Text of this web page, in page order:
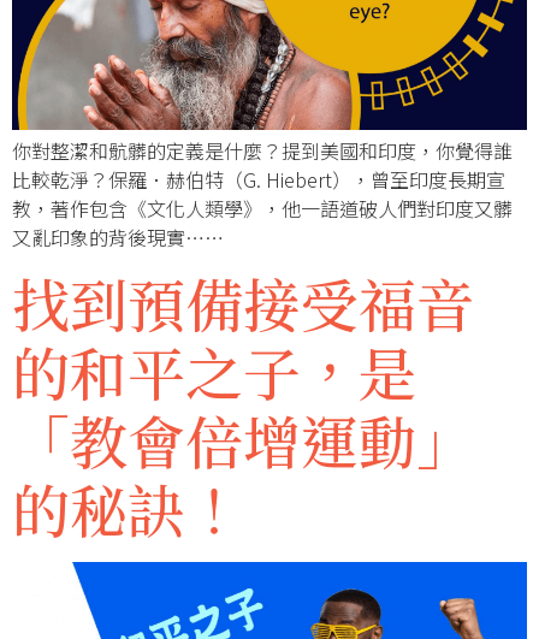
你對整潔和骯髒的定義是什麼？提到美國和印度，你覺得誰
比較乾淨？保羅．赫伯特（G. Hiebert），曾至印度長期宣
教，著作包含《文化人類學》，他一語道破人們對印度又髒
又亂印象的背後現實……
找到預備接受福音
的和平之子，是
「教會倍增運動」
的秘訣！